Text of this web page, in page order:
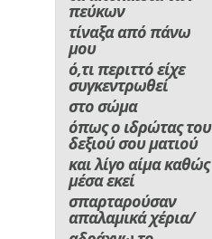
πεύκων
τίναξα από πάνω
μου
ό,τι περιττό είχε
συγκεντρωθεί
στο σώμα
όπως ο ιδρώτας του
δεξιού σου ματιού
και λίγο αίμα καθώς
μέσα εκεί
σπαρταρούσαν
απαλαμικά χέρια/